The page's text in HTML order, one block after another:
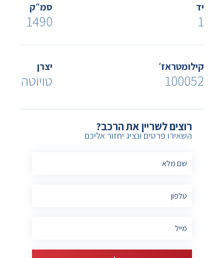
יד
1
סמ״ק
1490
קילומטראז׳
100052
יצרן
טויוטה
רוצים לשריין את הרכב?
השאירו פרטים ונציג יחזור אליכם